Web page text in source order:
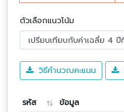
ตัวเลือกแนวโน้ม
วิธีคำนวณคะแนน
รหัส ข้อมูล